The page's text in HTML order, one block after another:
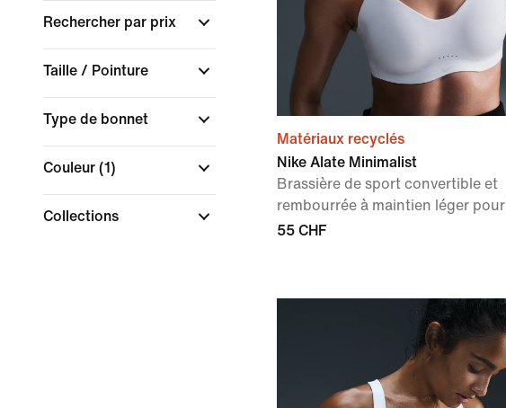
Rechercher par prix
Taille / Pointure
Type de bonnet
Couleur (1)
Collections
Matériaux recyclés
Nike Alate Minimalist
Brassière de sport convertible et
rembourrée à maintien léger
55 CHF